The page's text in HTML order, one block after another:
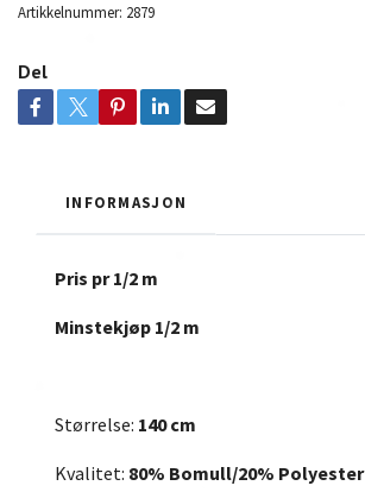
Artikkelnummer: 2879
Del
INFORMASJON
Pris pr 1/2 m
Minstekjøp 1/2 m
Størrelse: 140 cm
Kvalitet: 80% Bomull/20% Polyester